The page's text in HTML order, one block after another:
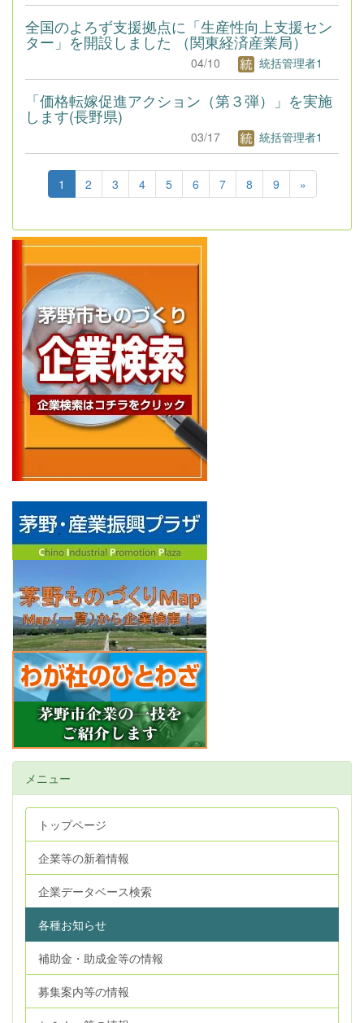
全国のよろず支援拠点に「生産性向上支援セン
ター」を開設しました （関東経済産業局）
04/10 統括管理者1
「価格転嫁促進アクション（第３弾）」を実施
します(長野県)
03/17 統括管理者1
1 2 3 4 5 6 7 8 9 »
メニュー
トップページ
企業等の新着情報
企業データベース検索
各種お知らせ
補助金・助成金等の情報
募集案内等の情報